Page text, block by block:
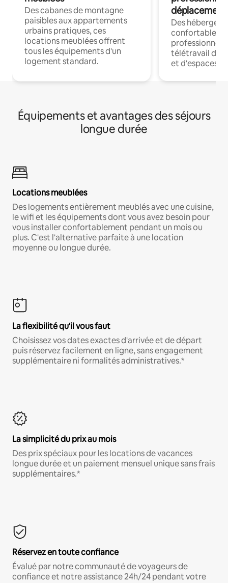
Des cabanes de montagne
paisibles aux appartements
urbains pratiques, ces
locations meublées offrent
tous les équipements d'un
logement standard.
déplacement
Des
confortables
professionnels
télétravail
et d'espaces
Équipements et avantages des séjours
longue durée
Locations meublées
Des logements entièrement meublés avec une cuisine,
le wifi et les équipements dont vous avez besoin pour
vous installer confortablement pendant un mois ou
plus. C'est l'alternative parfaite à une location
moyenne ou longue durée.
La flexibilité qu'il vous faut
Choisissez vos dates exactes d'arrivée et de départ
puis réservez facilement en ligne, sans engagement
supplémentaire ni formalités administratives.*
La simplicité du prix au mois
Des prix spéciaux pour les locations de vacances
longue durée et un paiement mensuel unique sans frais
supplémentaires.*
Réservez en toute confiance
Évalué par notre communauté de voyageurs de
confiance et notre assistance 24h/24 pendant votre